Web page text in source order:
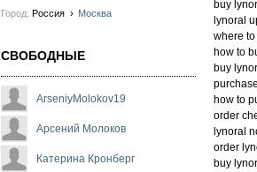
Город: Россия › Москва
СВОБОДНЫЕ
ArseniyMolokov19
Арсений Молоков
Катерина Кронберг
buy
lynoral
where to
how to
buy
how to
order
lynoral
order
buy